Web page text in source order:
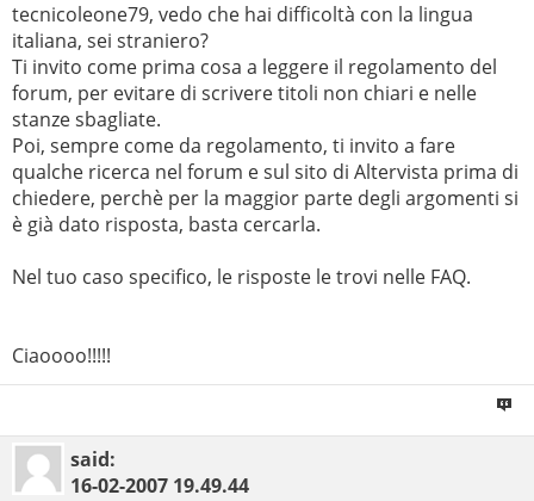
tecnicoleone79, vedo che hai difficoltà con la lingua
italiana, sei straniero?
Ti invito come prima cosa a leggere il regolamento del
forum, per evitare di scrivere titoli non chiari e nelle
stanze sbagliate.
Poi, sempre come da regolamento, ti invito a fare
qualche ricerca nel forum e sul sito di Altervista prima di
chiedere, perchè per la maggior parte degli argomenti si
è già dato risposta, basta cercarla.
Nel tuo caso specifico, le risposte le trovi nelle FAQ.
Ciaoooo!!!!!
said:
16-02-2007 19.49.44